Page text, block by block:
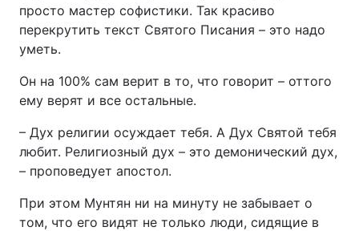
просто мастер софистики. Так красиво
перекрутить текст Святого Писания – это надо
уметь.
Он на 100% сам верит в то, что говорит – оттого
ему верят и все остальные.
– Дух религии осуждает тебя. А Дух Святой тебя
любит. Религиозный дух – это демонический дух,
– проповедует апостол.
При этом Мунтян ни на минуту не забывает о
том, что его видят не только люди, сидящие в